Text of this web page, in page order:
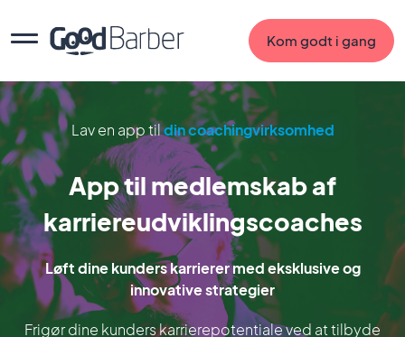
Kom godt i gang
Lav en app tildin coachingvirksomhed
App til medlemskab af
karriereudviklingscoaches
Løft dine kunders karrierer med eksklusive og
innovative strategier
Frigør dine kunders karrierepotentiale ved at tilbyde